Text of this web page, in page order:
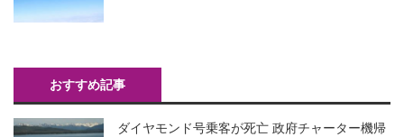
おすすめ記事
ダイヤモンド号乗客が死亡 政府チャーター機帰